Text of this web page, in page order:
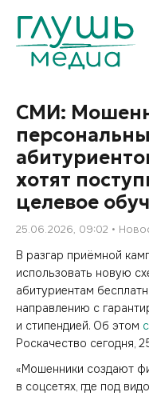
СМИ:
хотят
целевое
25.06.2026, 09:02
В разгар приёмной
использовать новую
абитуриентам
направлению с
и стипендией. Об этом
Роскачество сегодня,
«Мошенники создают
в соцсетях, где под